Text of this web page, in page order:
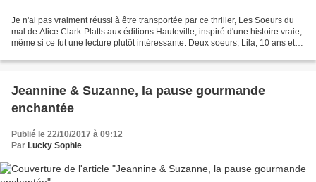
Je n'ai pas vraiment réussi à être transportée par ce thriller, Les Soeurs du
mal de Alice Clark-Platts aux éditions Hauteville, inspiré d'une histoire vraie,
même si ce fut une lecture plutôt intéressante. Deux soeurs, Lila, 10 ans et
Jeannine & Suzanne, la pause gourmande
enchantée
Publié le 22/10/2017 à 09:12
Par Lucky Sophie